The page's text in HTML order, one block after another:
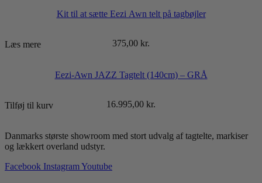
Kit til at sætte Eezi Awn telt på tagbøjler
375,00 kr.
Læs mere
Eezi-Awn JAZZ Tagtelt (140cm) – GRÅ
16.995,00 kr.
Tilføj til kurv
Danmarks største showroom med stort udvalg af tagtelte, markiser
og lækkert overland udstyr.
Facebook InstagramYoutube